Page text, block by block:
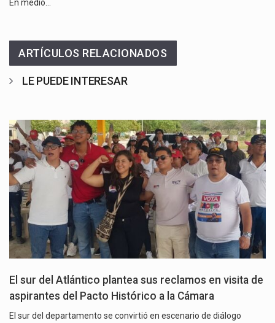
En medio…
ARTÍCULOS RELACIONADOS
LE PUEDE INTERESAR
El sur del Atlántico plantea sus reclamos en visita de
aspirantes del Pacto Histórico a la Cámara
El sur del departamento se convirtió en escenario de diálogo